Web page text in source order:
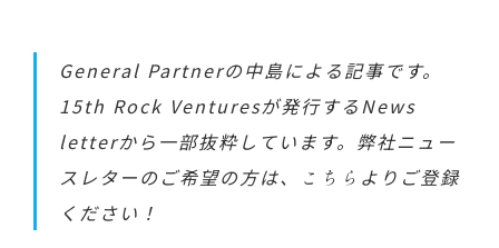
General Partnerの中島による記事です。
15th Rock Venturesが発行するNews
letterから一部抜粋しています。弊社ニュー
スレターのご希望の方は、
こちら よりご登録
ください！